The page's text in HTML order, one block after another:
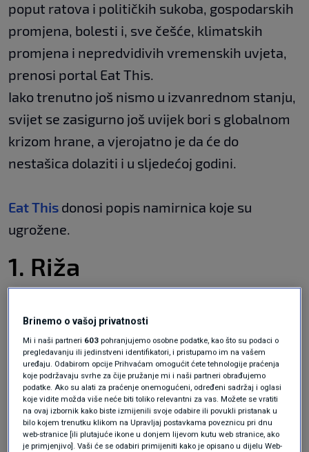
poput ratova i političkih sukoba, gospodarskih
promjena, bolesti i, sve češće, klimatskih
promjena i nepredvidivih vremenskih uvjeta,
prenosi portal Eat This.
Iako trenutno još nismo u izvanrednom stanju,
svijet se zasigurno još uvijek bori s globalnom
krizom hrane, a vjerojatno je da će do
nestašica dolaziti i u sljedećoj godini.
Eat This donosi popis namirnica koje su
ugrožene.
1. Riža
Do nestašice riže moglo bi doći u drugoj
polovici ove godine. Svjetske zalihe riže
opustošene su zbog ruske invazije na Ukrajinu,
ali i ekstremnih vremenskih uvjeta u zemljama
koje proizvode velike količine ove namirnice,
poput Kine i Pakistana.
Brinemo o vašoj privatnosti
Mi i naši partneri 603 pohranjujemo osobne podatke, kao što su podaci o
pregledavanju ili jedinstveni identifikatori, i pristupamo im na vašem
uređaju. Odabirom opcije Prihvaćam omogućit ćete tehnologije praćenja
koje podržavaju svrhe za čije pružanje mi i naši partneri obrađujemo
podatke. Ako su alati za praćenje onemogućeni, određeni sadržaj i oglasi
koje vidite možda više neće biti toliko relevantni za vas. Možete se vratiti
na ovaj izbornik kako biste izmijenili svoje odabire ili povukli pristanak u
bilo kojem trenutku klikom na Upravljaj postavkama poveznicu pri dnu
web-stranice [ili plutajuće ikone u donjem lijevom kutu web stranice, ako
je primjenjivo]. Vaši će se odabiri primijeniti kako je opisano u dijelu Web-